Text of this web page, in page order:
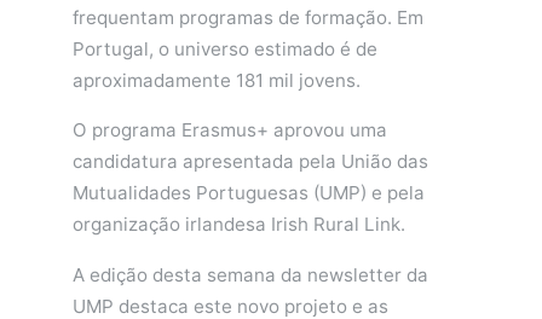
frequentam programas de formação. Em
Portugal, o universo estimado é de
aproximadamente 181 mil jovens.
O programa Erasmus+ aprovou uma
candidatura apresentada pela União das
Mutualidades Portuguesas (UMP) e pela
organização irlandesa Irish Rural Link.
A edição desta semana da newsletter da
UMP destaca este novo projeto e as